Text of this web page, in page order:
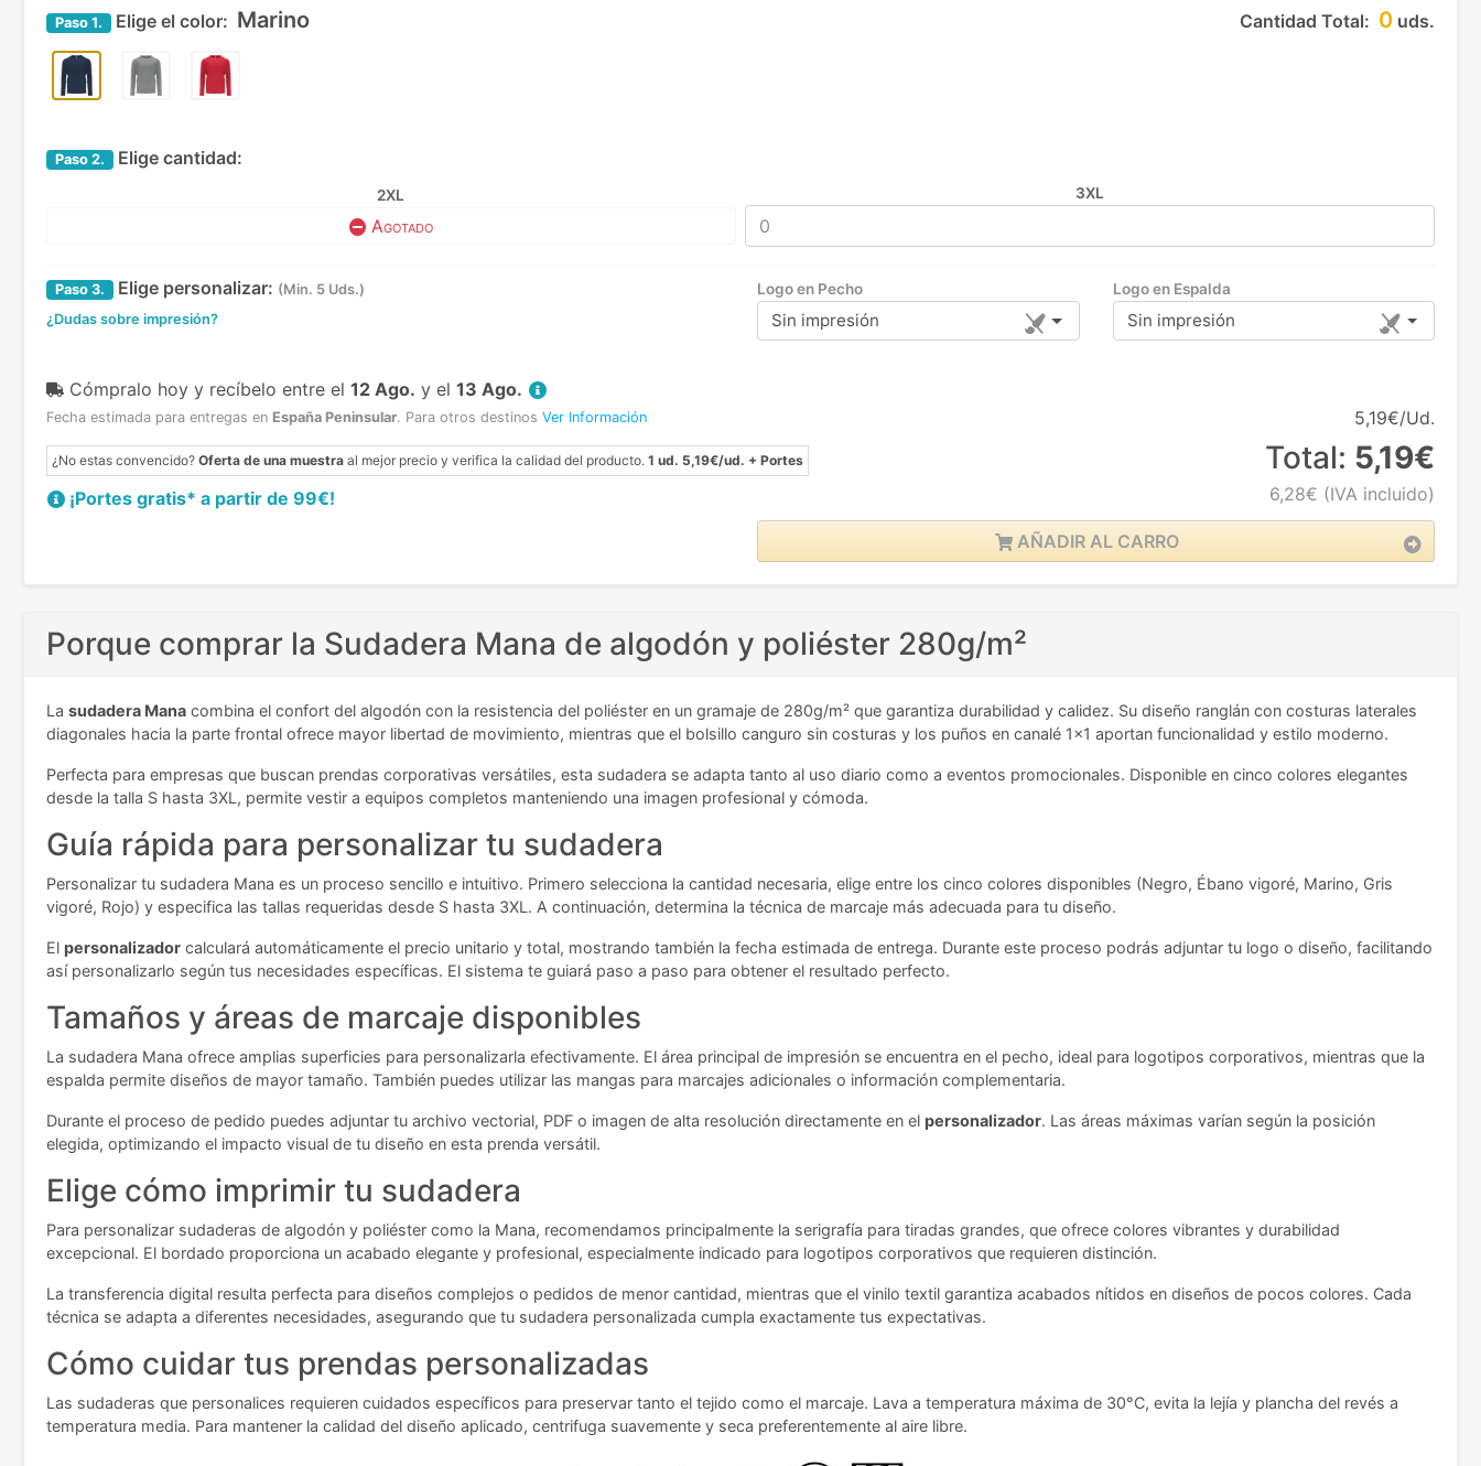
Cantidad Total: 0 uds.
Paso 1. Elige el color: Marino
Paso 2. Elige cantidad:
2XL
Agotado
3XL
Paso 3. Elige personalizar: (Min. 5 Uds.)
¿Dudas sobre impresión?
Logo en Pecho
Sin impresión
Logo en Espalda
Sin impresión
Cómpralo hoy y recíbelo entre el 12 Ago. y el 13 Ago.
Fecha estimada para entregas en España Peninsular. Para otros destinos Ver Información
¿No estas convencido? Oferta de una muestra al mejor precio y verifica la calidad del producto. 1 ud. 5,19€/ud. + Portes
¡Portes gratis* a partir de 99€!
5,19€/Ud.
Total: 5,19€
6,28€ (IVA incluido)
AÑADIR AL CARRO
Porque comprar la Sudadera Mana de algodón y poliéster 280g/m²
La sudadera Mana combina el confort del algodón con la resistencia del poliéster en un gramaje de 280g/m² que garantiza durabilidad y calidez. Su diseño ranglán con costuras laterales
diagonales hacia la parte frontal ofrece mayor libertad de movimiento, mientras que el bolsillo canguro sin costuras y los puños en canalé 1x1 aportan funcionalidad y estilo moderno.
Perfecta para empresas que buscan prendas corporativas versátiles, esta sudadera se adapta tanto al uso diario como a eventos promocionales. Disponible en cinco colores elegantes
desde la talla S hasta 3XL, permite vestir a equipos completos manteniendo una imagen profesional y cómoda.
Guía rápida para personalizar tu sudadera
Personalizar tu sudadera Mana es un proceso sencillo e intuitivo. Primero selecciona la cantidad necesaria, elige entre los cinco colores disponibles (Negro, Ébano vigoré, Marino, Gris
vigoré, Rojo) y especifica las tallas requeridas desde S hasta 3XL. A continuación, determina la técnica de marcaje más adecuada para tu diseño.
El personalizador calculará automáticamente el precio unitario y total, mostrando también la fecha estimada de entrega. Durante este proceso podrás adjuntar tu logo o diseño, facilitando
así personalizarlo según tus necesidades específicas. El sistema te guiará paso a paso para obtener el resultado perfecto.
Tamaños y áreas de marcaje disponibles
La sudadera Mana ofrece amplias superficies para personalizarla efectivamente. El área principal de impresión se encuentra en el pecho, ideal para logotipos corporativos, mientras que la
espalda permite diseños de mayor tamaño. También puedes utilizar las mangas para marcajes adicionales o información complementaria.
Durante el proceso de pedido puedes adjuntar tu archivo vectorial, PDF o imagen de alta resolución directamente en el personalizador. Las áreas máximas varían según la posición
elegida, optimizando el impacto visual de tu diseño en esta prenda versátil.
Elige cómo imprimir tu sudadera
Para personalizar sudaderas de algodón y poliéster como la Mana, recomendamos principalmente la serigrafía para tiradas grandes, que ofrece colores vibrantes y durabilidad
excepcional. El bordado proporciona un acabado elegante y profesional, especialmente indicado para logotipos corporativos que requieren distinción.
La transferencia digital resulta perfecta para diseños complejos o pedidos de menor cantidad, mientras que el vinilo textil garantiza acabados nítidos en diseños de pocos colores. Cada
técnica se adapta a diferentes necesidades, asegurando que tu sudadera personalizada cumpla exactamente tus expectativas.
Cómo cuidar tus prendas personalizadas
Las sudaderas que personalices requieren cuidados específicos para preservar tanto el tejido como el marcaje. Lava a temperatura máxima de 30°C, evita la lejía y plancha del revés a
temperatura media. Para mantener la calidad del diseño aplicado, centrifuga suavemente y seca preferentemente al aire libre.